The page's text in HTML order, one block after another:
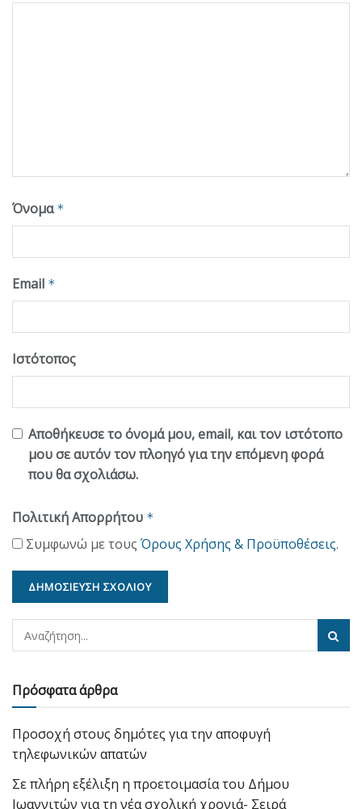
Όνομα *
Email *
Ιστότοπος
Αποθήκευσε το όνομά μου, email, και τον ιστότοπο
μου σε αυτόν τον πλοηγό για την επόμενη φορά
που θα σχολιάσω.
Πολιτική Απορρήτου *
Συμφωνώ με τους Όρους Χρήσης & Προϋποθέσεις.
Πρόσφατα άρθρα
Προσοχή στους δημότες για την αποφυγή
τηλεφωνικών απατών
Σε πλήρη εξέλιξη η προετοιμασία του Δήμου
Ιωαννιτών για τη νέα σχολική χρονιά- Σειρά